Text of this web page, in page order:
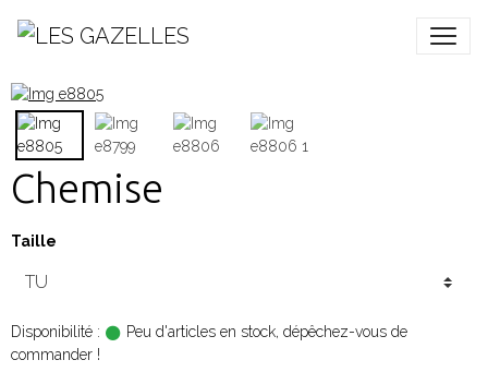
Chemise
Taille
Disponibilité :
Peu d'articles en stock, dépêchez-vous de
commander !